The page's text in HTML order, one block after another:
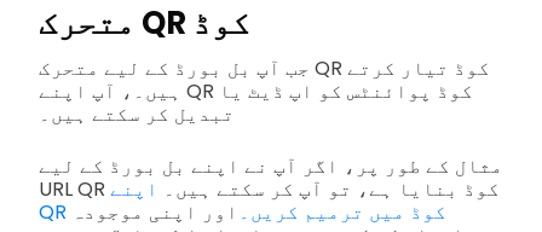
متحرک QR کوڈ
جب آپ بل بورڈ کے لیے متحرک QR کوڈ تیار کرتے
ہیں۔ ، آپ اپنے QR کوڈ پوائنٹس کو اپ ڈیٹ یا
تبدیل کر سکتے ہیں۔
مثال کے طور پر، اگر آپ نے اپنے بل بورڈ کے لیے
URL QR کوڈ بنایا ہے، تو آپ کر سکتے ہیں۔ اپنے
QR کوڈ میں ترمیم کریں۔ اور اپنی موجودہ